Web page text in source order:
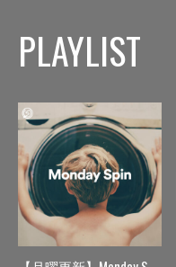
PLAYLIST